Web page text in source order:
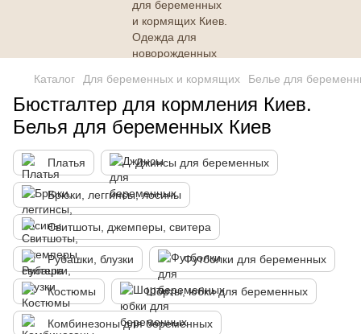
Каталог Для беременных и кормящих Белье для
Бюстгалтер для кормления Киев.
Белья для беременных Киев
Платья Джинсы для беременных
Брюки, леггинсы, лосины
Свитшоты, джемперы, свитера
Рубашки, блузки Футболки для беременных
Костюмы Шорты, юбки для беременных
Комбинезоны для беременных